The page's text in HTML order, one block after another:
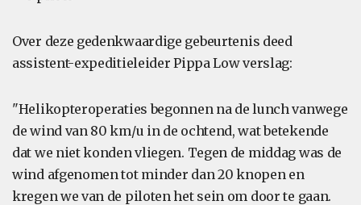
Over deze gedenkwaardige gebeurtenis deed
assistent-expeditieleider Pippa Low verslag:
"Helikopteroperaties begonnen na de lunch vanwege
de wind van 80 km/u in de ochtend, wat betekende
dat we niet konden vliegen. Tegen de middag was de
wind afgenomen tot minder dan 20 knopen en
kregen we van de piloten het sein om door te gaan.